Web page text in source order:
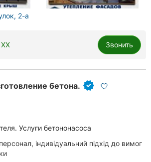
2-а
Звонить
бетона.
Услуги бетононасоса
індивідуальний підхід до вимог